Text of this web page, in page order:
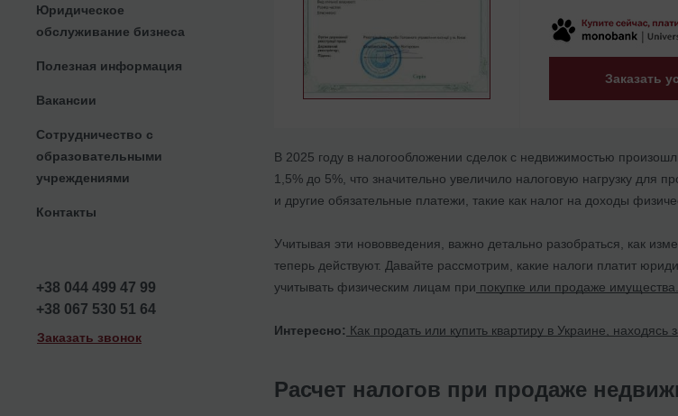
Юридическое
обслуживание бизнеса
Полезная информация
Вакансии
Сотрудничество с
образовательными
учреждениями
Контакты
+38 044 499 47 99
+38 067 530 51 64
Заказать звонок
Заказать
В 2025 году в налогообложении сделок с недвижимостью
1,5% до 5%, что значительно увеличило налоговую нагрузку для
и другие обязательные платежи, такие как налог на доходы
Учитывая эти нововведения, важно детально разобраться, как
теперь действуют. Давайте рассмотрим, какие налоги платит
учитывать физическим лицам при покупке или продаже имущества.
Интересно: Как продать или купить квартиру в Украине,
Расчет налогов при продаже